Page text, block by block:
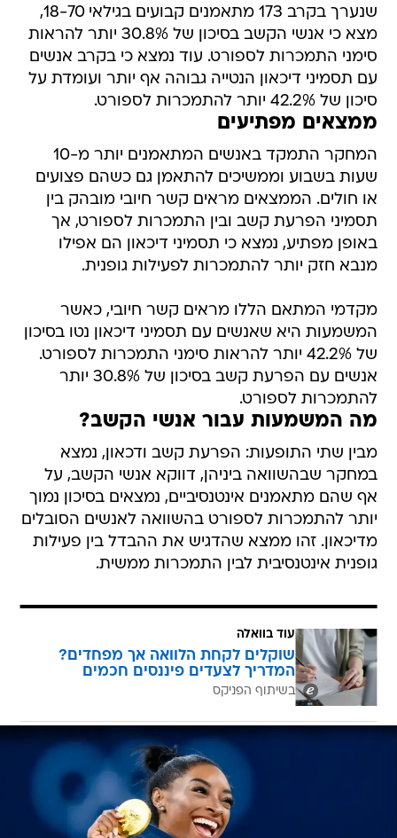
שנערך בקרב 173 מתאמנים קבועים בגילאי 18-70,
מצא כי אנשי הקשב בסיכון של 30.8% יותר להראות
סימני התמכרות לספורט. עוד נמצא כי בקרב אנשים
עם תסמיני דיכאון הנטייה גבוהה אף יותר ועומדת על
סיכון של 42.2% יותר להתמכרות לספורט.
ממצאים מפתיעים
המחקר התמקד באנשים המתאמנים יותר מ-10
שעות בשבוע וממשיכים להתאמן גם כשהם פצועים
או חולים. הממצאים מראים קשר חיובי מובהק בין
תסמיני הפרעת קשב ובין התמכרות לספורט, אך
באופן מפתיע, נמצא כי תסמיני דיכאון הם אפילו
מנבא חזק יותר להתמכרות לפעילות גופנית.
מקדמי המתאם הללו מראים קשר חיובי, כאשר
המשמעות היא שאנשים עם תסמיני דיכאון נטו בסיכון
של 42.2% יותר להראות סימני התמכרות לספורט.
אנשים עם הפרעת קשב בסיכון של 30.8% יותר
להתמכרות לספורט.
מה המשמעות עבור אנשי הקשב?
מבין שתי התופעות: הפרעת קשב ודכאון, נמצא
במחקר שבהשוואה ביניהן, דווקא אנשי הקשב, על
אף שהם מתאמנים אינטנסיביים, נמצאים בסיכון נמוך
יותר להתמכרות לספורט בהשוואה לאנשים הסובלים
מדיכאון. זהו ממצא שהדגיש את ההבדל בין פעילות
גופנית אינטנסיבית לבין התמכרות ממשית.
עוד בוואלה
שוקלים לקחת הלוואה אך מפחדים?
המדריך לצעדים פיננסים חכמים
בשיתוף הפניקס